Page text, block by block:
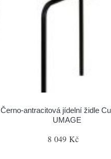
Černo-antracitová jídelní židle
UMAGE
8 049 Kč